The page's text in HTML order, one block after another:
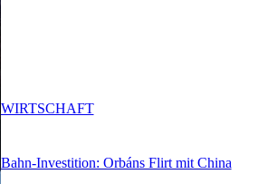
Bahn-Investition: Orbáns Flirt mit China
WIRTSCHAFT